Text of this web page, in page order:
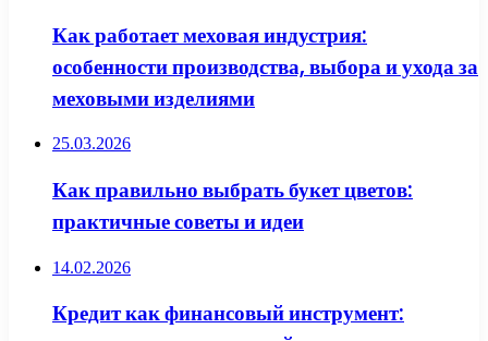
Как работает меховая индустрия:
особенности производства, выбора и ухода за
меховыми изделиями
25.03.2026
Как правильно выбрать букет цветов:
практичные советы и идеи
14.02.2026
Кредит как финансовый инструмент: